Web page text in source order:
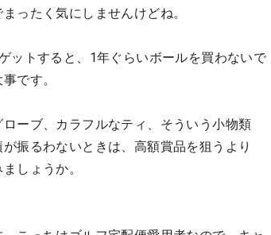
ったく気にしませんけどね。
ットすると、1年ぐらいボールを買わないで
です。
ーブ、カラフルなティ、そういう小物類
振るわないときは、高額賞品を狙うより
しょうか。